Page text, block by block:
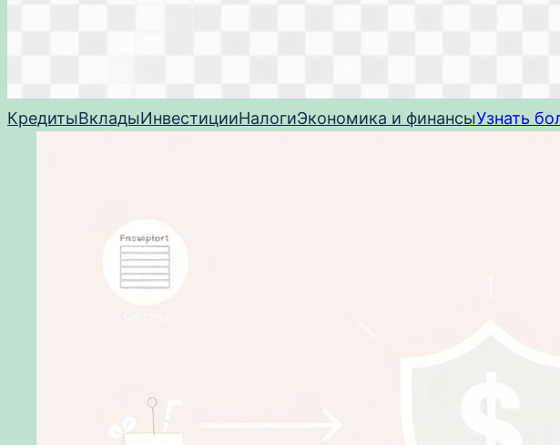
КредитыВкладыИнвестицииНалогиЭкономика и финансыУзнать